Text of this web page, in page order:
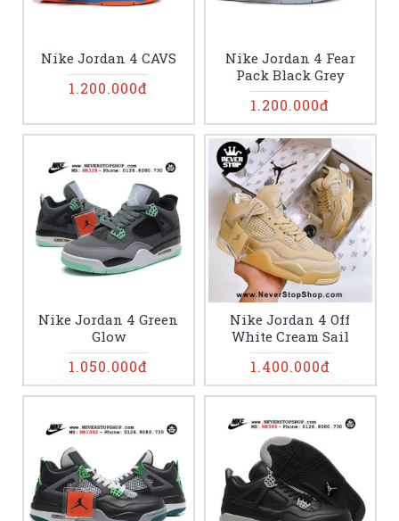
Nike Jordan 4 CAVS
1.200.000đ
Nike Jordan 4 Fear
Pack Black Grey
1.200.000đ
Nike Jordan 4 Green
Glow
1.050.000đ
Nike Jordan 4 Off
White Cream Sail
1.400.000đ